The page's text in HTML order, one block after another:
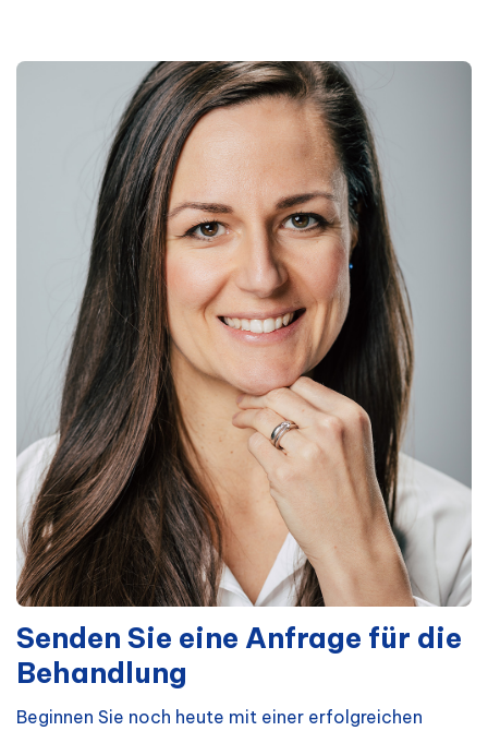
Senden Sie eine Anfrage für die
Behandlung
Beginnen Sie noch heute mit einer erfolgreichen